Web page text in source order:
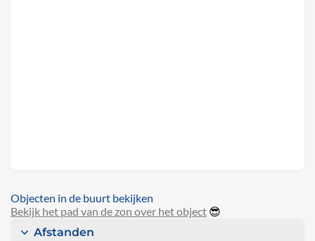
Objecten in de buurt bekijken
Bekijk het pad van de zon over het object 😎
Afstanden